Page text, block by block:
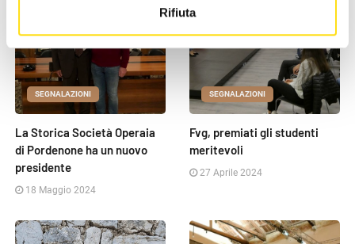
Rifiuta
SEGNALAZIONI
La Storica Società Operaia
di Pordenone ha un nuovo
presidente
18 Maggio 2024
SEGNALAZIONI
Fvg, premiati gli studenti
meritevoli
27 Aprile 2024